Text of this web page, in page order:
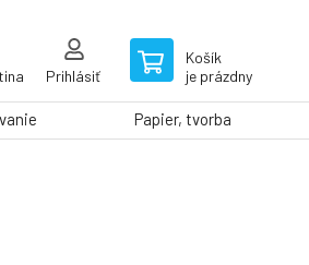
Prihlásiť
Košík
je prázdny
Papier, tvorba